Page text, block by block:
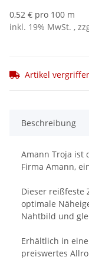
0,52 € pro 100 m
inkl. 19% MwSt. ,
Artikel
Beschreibung
Amann Troja ist
Firma Amann,
Dieser reißfeste
optimale
Nahtbild und
Erhältlich in
preiswertes